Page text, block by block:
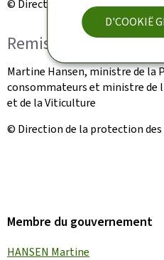
D'COOKIË
© Direction de la protection des
Remise des prix « NoA
Martine Hansen, ministre de la
consommateurs et ministre
et de la Viticulture
© Direction de la protection
Membre du gouvernement
HANSEN Martine